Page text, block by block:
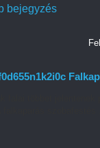
bejegyzés